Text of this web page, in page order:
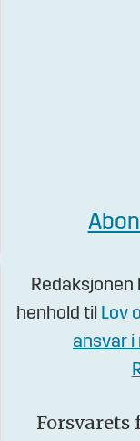
Redaksjonen
henhold til Lov
ansvar